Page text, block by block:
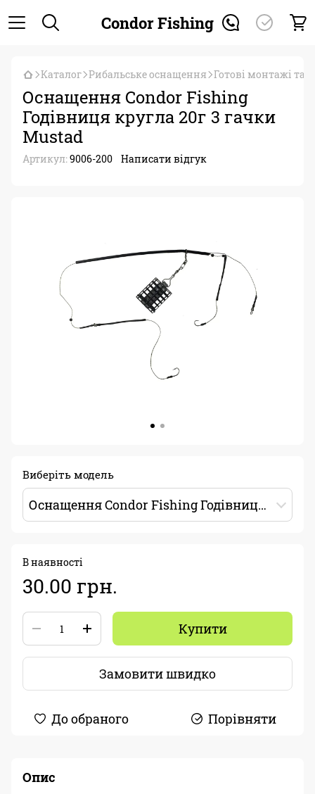
Condor Fishing
Каталог Рибальське оснащення Готові монтажі та
Оснащення Condor Fishing
Годівниця кругла 20г 3 гачки
Mustad
Артикул:9006-200 Написати відгук
Виберіть модель
Оснащення Condor Fishing Годівниця кругла 20г 3 гачки Mustad
В наявності
30.00 грн.
Купити
Замовити швидко
До обраного Порівняти
Опис